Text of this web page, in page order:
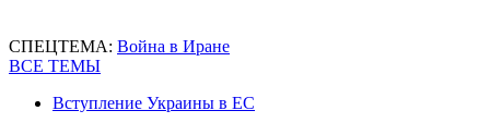
СПЕЦТЕМА: Война в Иране
ВСЕ ТЕМЫ
Вступление Украины в ЕС